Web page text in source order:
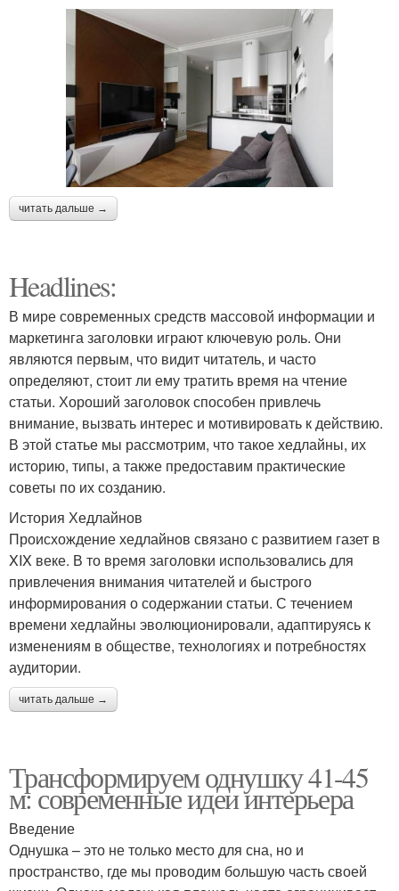
читать дальше →
Headlines:
В мире современных средств массовой информации и
маркетинга заголовки играют ключевую роль. Они
являются первым, что видит читатель, и часто
определяют, стоит ли ему тратить время на чтение
статьи. Хороший заголовок способен привлечь
внимание, вызвать интерес и мотивировать к действию.
В этой статье мы рассмотрим, что такое хедлайны, их
историю, типы, а также предоставим практические
советы по их созданию.
История Хедлайнов
Происхождение хедлайнов связано с развитием газет в
XIX веке. В то время заголовки использовались для
привлечения внимания читателей и быстрого
информирования о содержании статьи. С течением
времени хедлайны эволюционировали, адаптируясь к
изменениям в обществе, технологиях и потребностях
аудитории.
читать дальше →
Трансформируем однушку 41-45
м: современные идеи интерьера
Введение
Однушка – это не только место для сна, но и
пространство, где мы проводим большую часть своей